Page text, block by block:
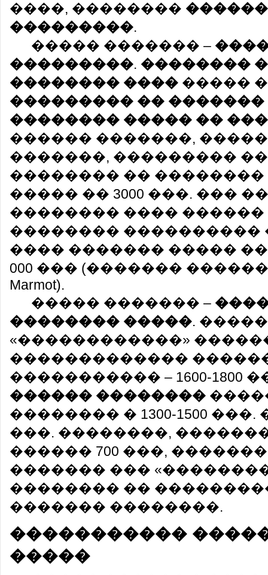
����, ��������
���������.
����� ������� –
���������. ��������
�������� ���� �����
��������� �� �������
�������� ����� ��
������ �������,
�������, ���������
�������� ��
����� �� 3000 ���. ���
�������� ����
�������� ����������
���� ������� �����
000 ��� (�������
Marmot).
����� ������� –
�������� �����.
«������������»
�������������
����������� – 1600-1800
������ ��������
�������� � 1300-1500 ���.
���. ��������,
������ 700 ���,
������� ���
�������� ��
������� ��������.
�����������
�����